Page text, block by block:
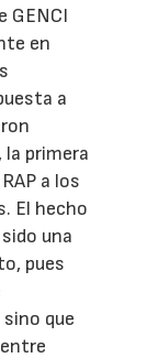
GENCI
en
a
primera
a los
El hecho
una
pues
que